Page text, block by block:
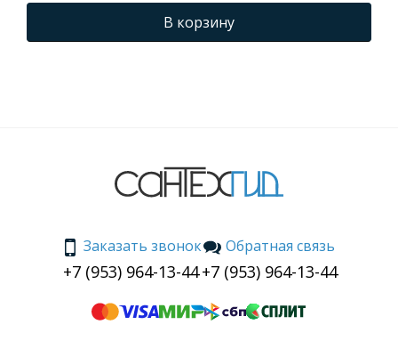
В корзину
Заказать звонок
+7 (953) 964-13-44
Обратная связь
+7 (953) 964-13-44